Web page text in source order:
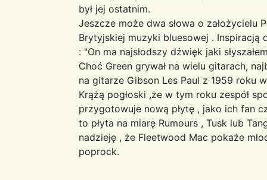
był jej ostatnim.
Jeszcze może dwa słowa o założycielu
Brytyjskiej muzyki bluesowej . Inspiracją
: "On ma najsłodszy dźwięk jaki
Choć Green grywał na wielu gitarach,
na gitarze Gibson Les Paul z 1959 roku
Krążą pogłoski ,że w tym roku zespół
przygotowuje nową płytę , jako ich fan
to płyta na miarę Rumours , Tusk lub
nadzieję , że Fleetwood Mac pokaże
poprock.